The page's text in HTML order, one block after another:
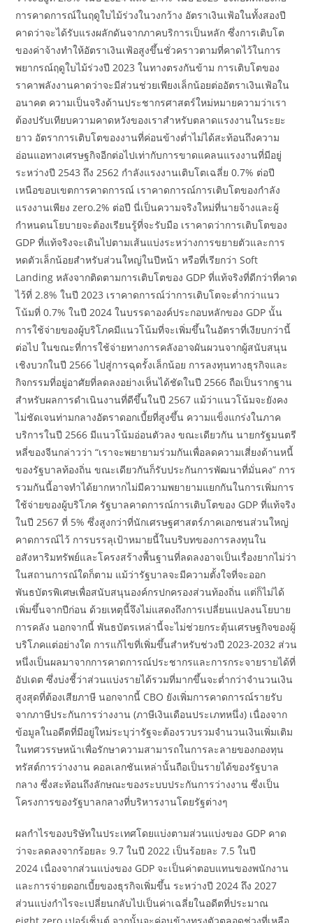
การคาดการณ์ในฤดูใบไม้ร่วงในวงกว้าง อัตราเงินเฟ้อในทั้งสองปี
คาดว่าจะได้รับแรงผลักดันจากภาคบริการเป็นหลัก ซึ่งการเติบโต
ของค่าจ้างทำให้อัตราเงินเฟ้อสูงขึ้นชั่วคราวตามที่คาดไว้ในการ
พยากรณ์ฤดูใบไม้ร่วงปี 2023 ในทางตรงกันข้าม การเติบโตของ
ราคาพลังงานคาดว่าจะมีส่วนช่วยเพียงเล็กน้อยต่ออัตราเงินเฟ้อใน
อนาคต ความเป็นจริงด้านประชากรศาสตร์ใหม่หมายความว่าเรา
ต้องปรับเทียบความคาดหวังของเราสำหรับตลาดแรงงานในระยะ
ยาว อัตราการเติบโตของงานที่ค่อนข้างต่ำไม่ได้สะท้อนถึงความ
อ่อนแอทางเศรษฐกิจอีกต่อไปเท่ากับการขาดแคลนแรงงานที่มีอยู่
ระหว่างปี 2543 ถึง 2562 กำลังแรงงานเติบโตเฉลี่ย 0.7% ต่อปี
เหนือขอบเขตการคาดการณ์ เราคาดการณ์การเติบโตของกำลัง
แรงงานเพียง zero.2% ต่อปี นี่เป็นความจริงใหม่ที่นายจ้างและผู้
กำหนดนโยบายจะต้องเรียนรู้ที่จะรับมือ เราคาดว่าการเติบโตของ
GDP ที่แท้จริงจะเดินไปตามเส้นแบ่งระหว่างการขยายตัวและการ
หดตัวเล็กน้อยสำหรับส่วนใหญ่ในปีหน้า หรือที่เรียกว่า Soft
Landing หลังจากติดตามการเติบโตของ GDP ที่แท้จริงที่ดีกว่าที่คาด
ไว้ที่ 2.8% ในปี 2023 เราคาดการณ์ว่าการเติบโตจะต่ำกว่าแนว
โน้มที่ 0.7% ในปี 2024 ในบรรดาองค์ประกอบหลักของ GDP นั้น
การใช้จ่ายของผู้บริโภคมีแนวโน้มที่จะเพิ่มขึ้นในอัตราที่เงียบกว่านี้
ต่อไป ในขณะที่การใช้จ่ายทางการคลังอาจผันผวนจากผู้สนับสนุน
เชิงบวกในปี 2566 ไปสู่การฉุดรั้งเล็กน้อย การลงทุนทางธุรกิจและ
กิจกรรมที่อยู่อาศัยที่ลดลงอย่างเห็นได้ชัดในปี 2566 ถือเป็นรากฐาน
สำหรับผลการดำเนินงานที่ดีขึ้นในปี 2567 แม้ว่าแนวโน้มจะยังคง
ไม่ชัดเจนท่ามกลางอัตราดอกเบี้ยที่สูงขึ้น ความแข็งแกร่งในภาค
บริการในปี 2566 มีแนวโน้มอ่อนตัวลง ขณะเดียวกัน นายกรัฐมนตรี
หลี่ของจีนกล่าวว่า “เราจะพยายามร่วมกันเพื่อลดความเสี่ยงด้านหนี้
ของรัฐบาลท้องถิ่น ขณะเดียวกันก็รับประกันการพัฒนาที่มั่นคง” การ
รวมกันนี้อาจทำได้ยากหากไม่มีความพยายามแยกกันในการเพิ่มการ
ใช้จ่ายของผู้บริโภค รัฐบาลคาดการณ์การเติบโตของ GDP ที่แท้จริง
ในปี 2567 ที่ 5% ซึ่งสูงกว่าที่นักเศรษฐศาสตร์ภาคเอกชนส่วนใหญ่
คาดการณ์ไว้ การบรรลุเป้าหมายนี้ในบริบทของการลงทุนใน
อสังหาริมทรัพย์และโครงสร้างพื้นฐานที่ลดลงอาจเป็นเรื่องยากไม่ว่า
ในสถานการณ์ใดก็ตาม แม้ว่ารัฐบาลจะมีความตั้งใจที่จะออก
พันธบัตรพิเศษเพื่อสนับสนุนองค์กรปกครองส่วนท้องถิ่น แต่ก็ไม่ได้
เพิ่มขึ้นจากปีก่อน ด้วยเหตุนี้จึงไม่แสดงถึงการเปลี่ยนแปลงนโยบาย
การคลัง นอกจากนี้ พันธบัตรเหล่านี้จะไม่ช่วยกระตุ้นเศรษฐกิจของผู้
บริโภคแต่อย่างใด การแก้ไขที่เพิ่มขึ้นสำหรับช่วงปี 2023-2032 ส่วน
หนึ่งเป็นผลมาจากการคาดการณ์ประชากรและการกระจายรายได้ที่
อัปเดต ซึ่งบ่งชี้ว่าส่วนแบ่งรายได้รวมที่มากขึ้นจะต่ำกว่าจำนวนเงิน
สูงสุดที่ต้องเสียภาษี นอกจากนี้ CBO ยังเพิ่มการคาดการณ์รายรับ
จากภาษีประกันการว่างงาน (ภาษีเงินเดือนประเภทหนึ่ง) เนื่องจาก
ข้อมูลในอดีตที่มีอยู่ใหม่ระบุว่ารัฐจะต้องรวบรวมจำนวนเงินเพิ่มเติม
ในทศวรรษหน้าเพื่อรักษาความสามารถในการละลายของกองทุน
ทรัสต์การว่างงาน คอลเลกชันเหล่านั้นถือเป็นรายได้ของรัฐบาล
กลาง ซึ่งสะท้อนถึงลักษณะของระบบประกันการว่างงาน ซึ่งเป็น
โครงการของรัฐบาลกลางที่บริหารงานโดยรัฐต่างๆ
ผลกำไรของบริษัทในประเทศโดยแบ่งตามส่วนแบ่งของ GDP คาด
ว่าจะลดลงจากร้อยละ 9.7 ในปี 2022 เป็นร้อยละ 7.5 ในปี
2024 เนื่องจากส่วนแบ่งของ GDP จะเป็นค่าตอบแทนของพนักงาน
และการจ่ายดอกเบี้ยของธุรกิจเพิ่มขึ้น ระหว่างปี 2024 ถึง 2027
ส่วนแบ่งกำไรจะเปลี่ยนกลับไปเป็นค่าเฉลี่ยในอดีตที่ประมาณ